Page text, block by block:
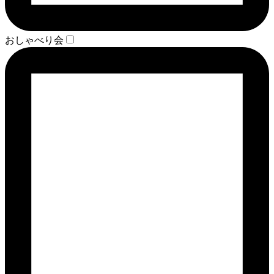
おしゃべり会